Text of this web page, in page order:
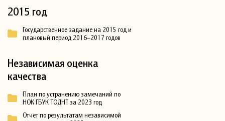
2015 год
Государственное задание на 2015 год и
плановый период 2016–2017 годов
Независимая оценка
качества
План по устранению замечаний по
НОК ГБУК ТОДНТ за 2023 год
Отчет по результатам независимой